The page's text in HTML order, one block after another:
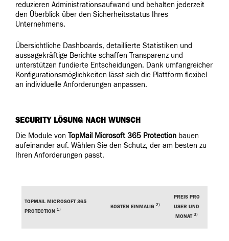
reduzieren Administrationsaufwand und behalten jederzeit
den Überblick über den Sicherheitsstatus Ihres
Unternehmens.
Übersichtliche Dashboards, detaillierte Statistiken und
aussagekräftige Berichte schaffen Transparenz und
unterstützen fundierte Entscheidungen. Dank umfangreicher
Konfigurationsmöglichkeiten lässt sich die Plattform flexibel
an individuelle Anforderungen anpassen.
SECURITY LÖSUNG NACH WUNSCH
Die Module von TopMail Microsoft 365 Protection bauen
aufeinander auf. Wählen Sie den Schutz, der am besten zu
Ihren Anforderungen passt.
TOPMAIL MICROSOFT 365
PROTECTION 1) KOSTEN EINMALIG 2)
PREIS PRO
USER UND
MONAT 3)